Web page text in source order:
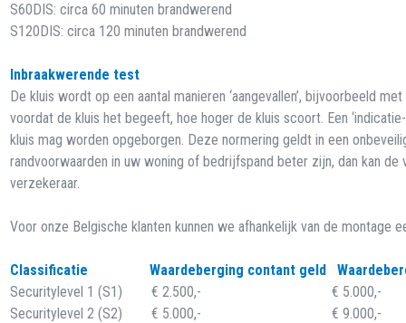
S60DIS: circa 60 minuten brandwerend
S120DIS: circa 120 minuten brandwerend
Inbraakwerende test
De kluis wordt op een aantal manieren ‘aangevallen’, bijvoorbeeld
voordat de kluis het begeeft, hoe hoger de kluis scoort. Een
kluis mag worden opgeborgen. Deze normering geldt in een
randvoorwaarden in uw woning of bedrijfspand beter zijn, dan kan
verzekeraar.
Voor onze Belgische klanten kunnen we afhankelijk van de montage
Classificatie Waardeberging contant geld
Securitylevel 1 (S1) € 2.500,- € 5.000,-
Securitylevel 2 (S2) € 5.000,- € 9.000,-